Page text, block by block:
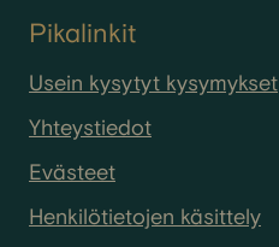
Pikalinkit
Usein kysytyt kysymykset
Yhteystiedot
Evästeet
Henkilötietojen käsittely